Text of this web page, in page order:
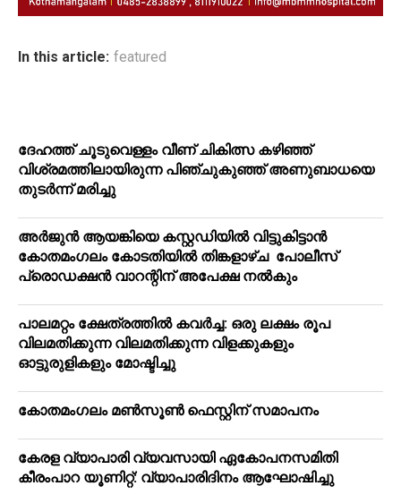
In this article: featured
ദേഹത്ത് ചൂടുവെള്ളം വീണ് ചികിത്സ കഴിഞ്ഞ്
വിശ്രമത്തിലായിരുന്ന പിഞ്ചുകുഞ്ഞ് അണുബാധയെ
തുടര്‍ന്ന് മരിച്ചു
അര്‍ജുന്‍ ആയങ്കിയെ കസ്റ്റഡിയില്‍ വിട്ടുകിട്ടാന്‍
കോതമംഗലം കോടതിയില്‍ തിങ്കളാഴ്ച പോലീസ്
പ്രൊഡക്ഷന്‍ വാറന്റിന് അപേക്ഷ നല്‍കും
പാലമറ്റം ക്ഷേത്രത്തില്‍ കവര്‍ച്ച: ഒരു ലക്ഷം രൂപ
വിലമതിക്കുന്ന വിലമതിക്കുന്ന വിളക്കുകളും
ഓട്ടുരുളികളും മോഷ്ടിച്ചു
കോതമംഗലം മൺസൂൺ ഫെസ്റ്റിന് സമാപനം
കേരള വ്യാപാരി വ്യവസായി ഏകോപനസമിതി
കീരംപാറ യൂണിറ്റ്: വ്യാപാരിദിനം ആഘോഷിച്ചു